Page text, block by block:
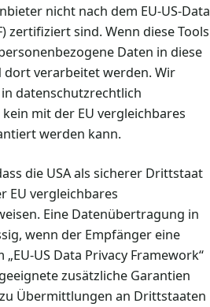
nicht nach dem EU-US-Data
zertifiziert sind. Wenn diese Tools
Daten in diese
verarbeitet werden. Wir
datenschutzrechtlich
mit der EU vergleichbares
werden kann.
die USA als sicherer Drittstaat
EU vergleichbares
Eine Datenübertragung in
wenn der Empfänger eine
US Data Privacy Framework“
zusätzliche Garantien
Übermittlungen an Drittstaaten